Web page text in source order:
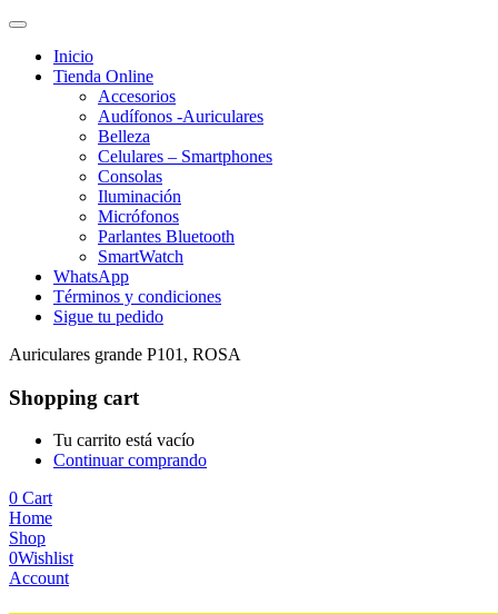
Inicio
Tienda Online
Accesorios
Audífonos -Auriculares
Belleza
Celulares – Smartphones
Consolas
Iluminación
Micrófonos
Parlantes Bluetooth
SmartWatch
WhatsApp
Términos y condiciones
Sigue tu pedido
Auriculares grande P101, ROSA
Shopping cart
Tu carrito está vacío
Continuar comprando
0 Cart
Home
Shop
0Wishlist
Account